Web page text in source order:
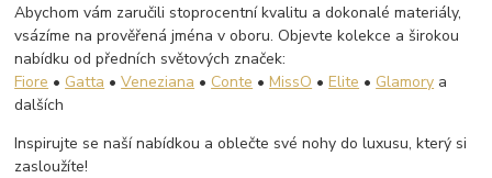
Abychom vám zaručili stoprocentní kvalitu a dokonalé materiály,
vsázíme na prověřená jména v oboru. Objevte kolekce a širokou
nabídku od předních světových značek:
Fiore • Gatta •Veneziana • Conte •MissO •Elite • Glamory a
dalších
Inspirujte se naší nabídkou a oblečte své nohy do luxusu, který si
zasloužíte!